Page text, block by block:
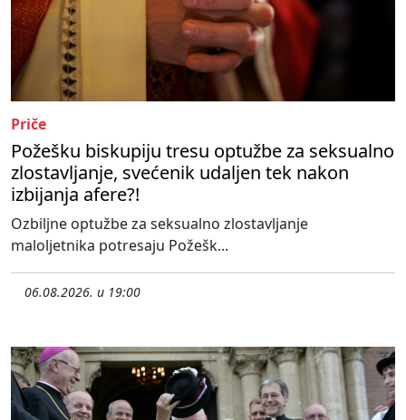
Priče
Požešku biskupiju tresu optužbe za seksualno
zlostavljanje, svećenik udaljen tek nakon
izbijanja afere?!
Ozbiljne optužbe za seksualno zlostavljanje
maloljetnika potresaju Požešk...
06.08.2026. u 19:00